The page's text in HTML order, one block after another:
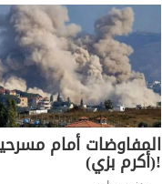
المفاوضات أمام
!(أكرم بزي)